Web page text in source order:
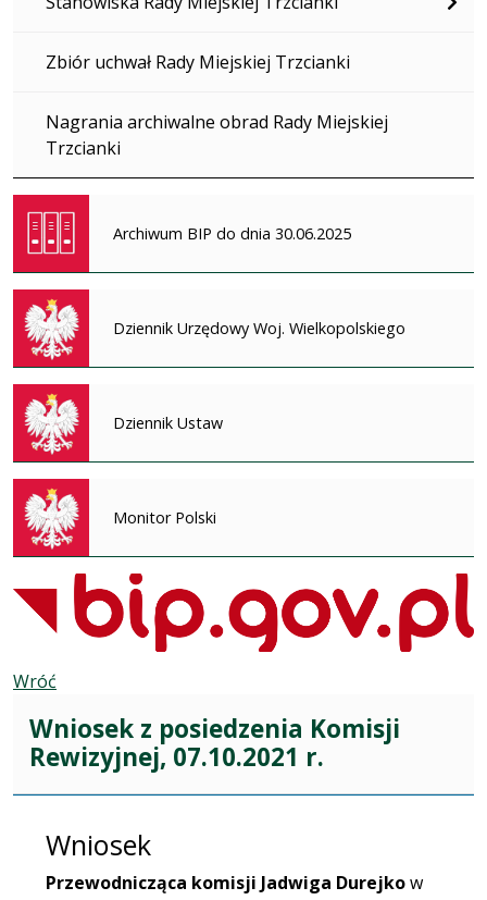
Zbiór uchwał Rady Miejskiej Trzcianki
Nagrania archiwalne obrad Rady Miejskiej
Trzcianki
Archiwum BIP do dnia 30.06.2025
Dziennik Urzędowy Woj. Wielkopolskiego
Dziennik Ustaw
Monitor Polski
Wróć
Wniosek z posiedzenia Komisji
Rewizyjnej, 07.10.2021 r.
Wniosek
Przewodnicząca komisji Jadwiga Durejkow